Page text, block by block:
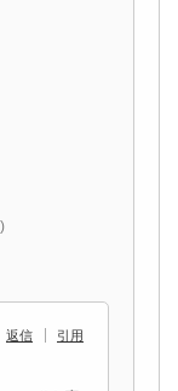
返信 引用